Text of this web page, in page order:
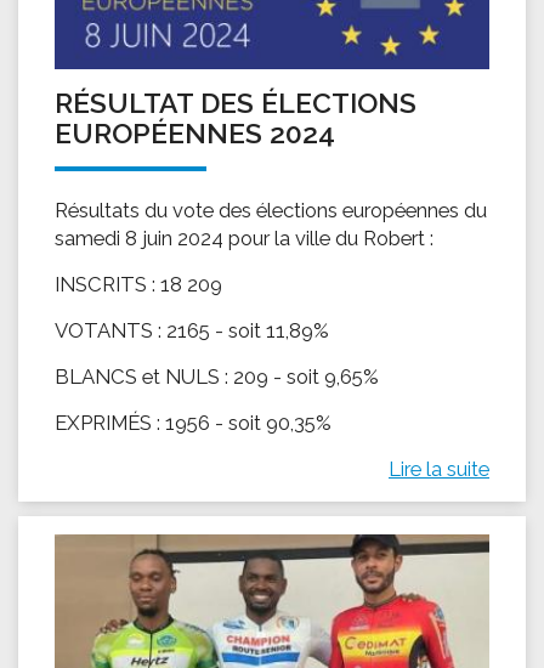
RÉSULTAT DES ÉLECTIONS
EUROPÉENNES 2024
Résultats du vote des élections européennes du
samedi 8 juin 2024 pour la ville du Robert :
INSCRITS : 18 209
VOTANTS : 2165 - soit 11,89%
BLANCS et NULS : 209 - soit 9,65%
EXPRIMÉS : 1956 - soit 90,35%
Lire la suite